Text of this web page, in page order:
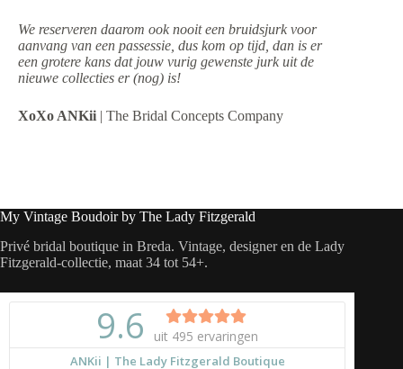
We reserveren daarom ook nooit een bruidsjurk voor
aanvang van een passessie, dus kom op tijd, dan is er
een grotere kans dat jouw vurig gewenste jurk uit de
nieuwe collecties er (nog) is!
XoXo ANKii | The Bridal Concepts Company
My Vintage Boudoir by The Lady Fitzgerald
Privé bridal boutique in Breda. Vintage, designer en de Lady
Fitzgerald-collectie, maat 34 tot 54+.